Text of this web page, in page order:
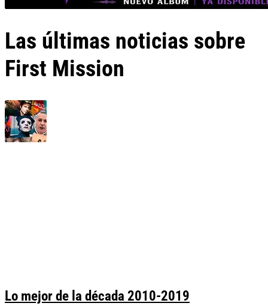
Las últimas noticias sobre
First Mission
Lo mejor de la década 2010-2019